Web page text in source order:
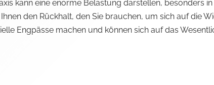
kann eine enorme Belastung darstellen, besonders in
den Rückhalt, den Sie brauchen, um sich auf die
Engpässe machen und können sich auf das